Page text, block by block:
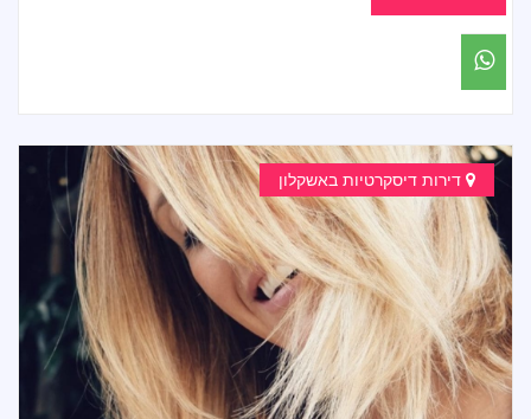
דירות דיסקרטיות באשקלון